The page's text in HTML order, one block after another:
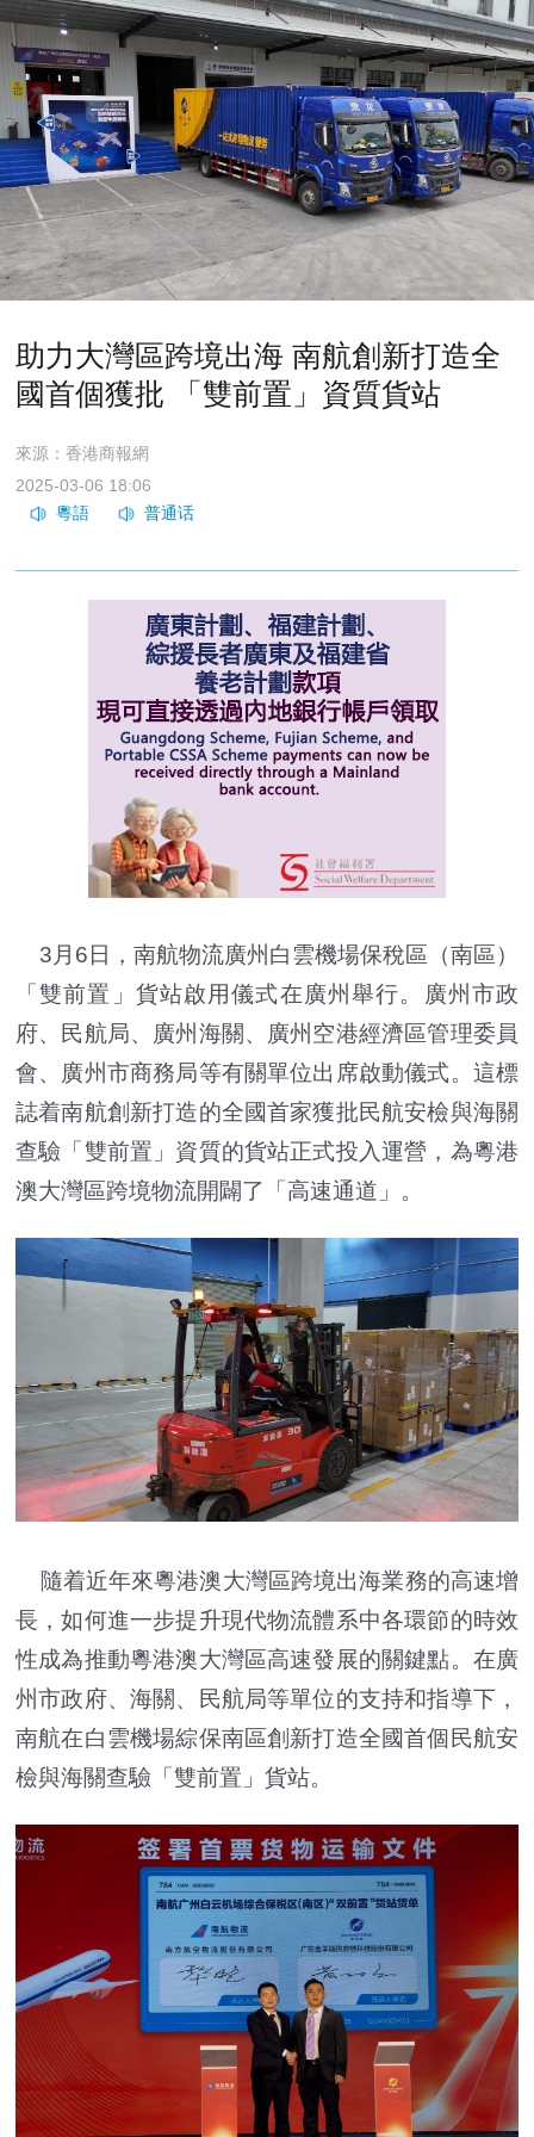
助力大灣區跨境出海 南航創新打造全
國首個獲批 「雙前置」資質貨站
來源：香港商報網
2025-03-06 18:06
3月6日，南航物流廣州白雲機場保稅區（南區）
「雙前置」貨站啟用儀式在廣州舉行。廣州市政
府、民航局、廣州海關、廣州空港經濟區管理委員
會、廣州市商務局等有關單位出席啟動儀式。這標
誌着南航創新打造的全國首家獲批民航安檢與海關
查驗「雙前置」資質的貨站正式投入運營，為粵港
澳大灣區跨境物流開闢了「高速通道」。
隨着近年來粵港澳大灣區跨境出海業務的高速增
長，如何進一步提升現代物流體系中各環節的時效
性成為推動粵港澳大灣區高速發展的關鍵點。在廣
州市政府、海關、民航局等單位的支持和指導下，
南航在白雲機場綜保南區創新打造全國首個民航安
檢與海關查驗「雙前置」貨站。